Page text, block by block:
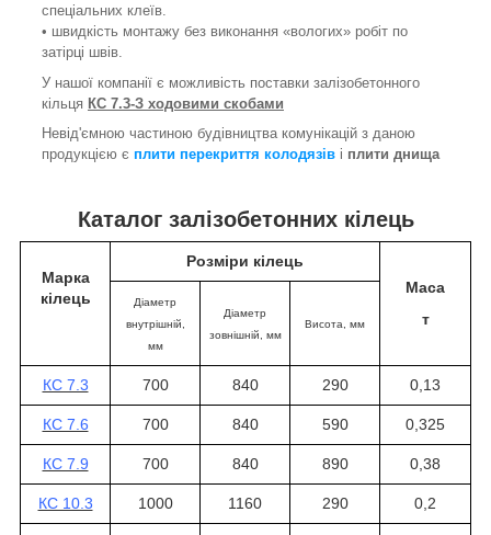
спеціальних клеїв.
• швидкість монтажу без виконання «вологих» робіт по
затірці швів.
У нашої компанії є можливість поставки залізобетонного
кільця КС 7.3-З ходовими скобами
Невід'ємною частиною будівництва комунікацій з даною
продукцією є плити перекриття колодязів і плити днища
Каталог залізобетонних кілець
Марка
кілець
Розміри кілець
Маса
т
Діаметр
внутрішній,
мм
Діаметр
зовнішній, мм
Висота , мм
КС 7.3 700 840 290 0,13
КС 7.6 700 840 590 0,325
КС 7.9 700 840 890 0,38
КС 10.3 1000 1160 290 0,2